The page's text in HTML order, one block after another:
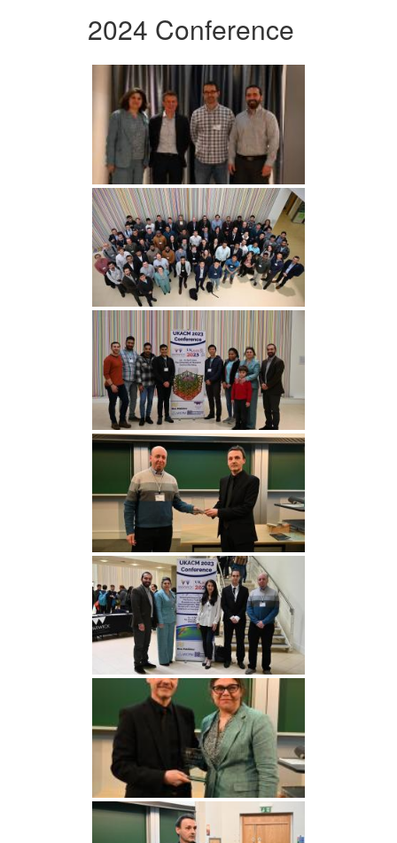
2024 Conference